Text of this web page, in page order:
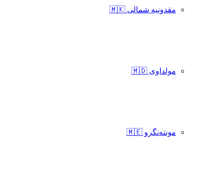
مقدونیه شمالی 🇲🇰
مولداوی 🇲🇩
مونته‌نگرو 🇲🇪